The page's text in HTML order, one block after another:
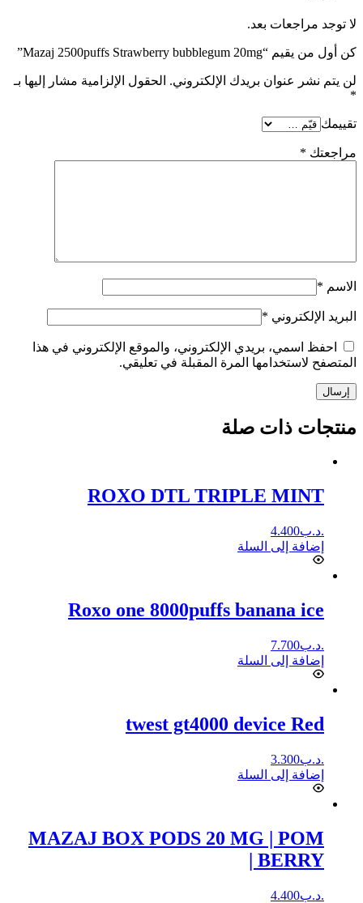
لا توجد مراجعات بعد.
كن أول من يقيم “Mazaj 2500puffs Strawberry bubblegum 20mg”
لن يتم نشر عنوان بريدك الإلكتروني. الحقول الإلزامية مشار إليها بـ
*
تقييمك
مراجعتك *
الاسم *
البريد الإلكتروني *
احفظ اسمي، بريدي الإلكتروني، والموقع الإلكتروني في هذا
المتصفح لاستخدامها المرة المقبلة في تعليقي.
إرسال
منتجات ذات صلة
ROXO DTL TRIPLE MINT
.د.ب4.400
إضافة إلى السلة
Roxo one 8000puffs banana ice
.د.ب7.700
إضافة إلى السلة
twest gt4000 device Red
.د.ب3.300
إضافة إلى السلة
MAZAJ BOX PODS 20 MG | POM
BERRY |
.د.ب4.400